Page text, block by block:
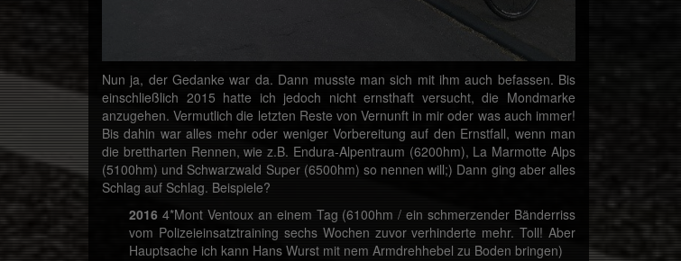
Nun ja, der Gedanke war da. Dann musste man sich mit ihm auch befassen. Bis
einschließlich 2015 hatte ich jedoch nicht ernsthaft versucht, die Mondmarke
anzugehen. Vermutlich die letzten Reste von Vernunft in mir oder was auch immer!
Bis dahin war alles mehr oder weniger Vorbereitung auf den Ernstfall, wenn man
die brettharten Rennen, wie z.B. Endura-Alpentraum (6200hm), La Marmotte Alps
(5100hm) und Schwarzwald Super (6500hm) so nennen will;) Dann ging aber alles
Schlag auf Schlag. Beispiele?
2016 4*Mont Ventoux an einem Tag (6100hm / ein schmerzender Bänderriss
vom Polizeieinsatztraining sechs Wochen zuvor verhinderte mehr. Toll! Aber
Hauptsache ich kann Hans Wurst mit nem Armdrehhebel zu Boden bringen)